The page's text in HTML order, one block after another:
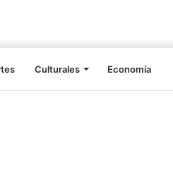
Culturales Economía